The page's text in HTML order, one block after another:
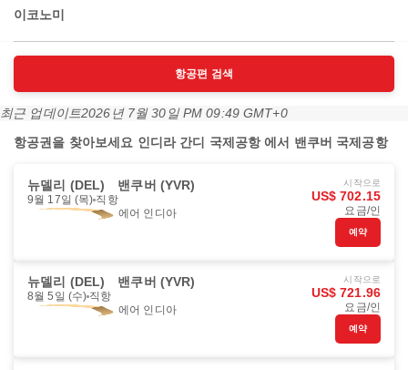
이코노미
항공편 검색
최근 업데이트2026년 7월 30일 PM 09:49 GMT+0
항공권을 찾아보세요 인디라 간디 국제공항 에서 밴쿠버 국제공항
뉴델리 (DEL) 밴쿠버 (YVR)
9월 17일 (목) 직항
에어 인디아
시작으로
US$ 702.15
요금/인
예약
뉴델리 (DEL) 밴쿠버 (YVR)
8월 5일 (수) 직항
에어 인디아
시작으로
US$ 721.96
요금/인
예약